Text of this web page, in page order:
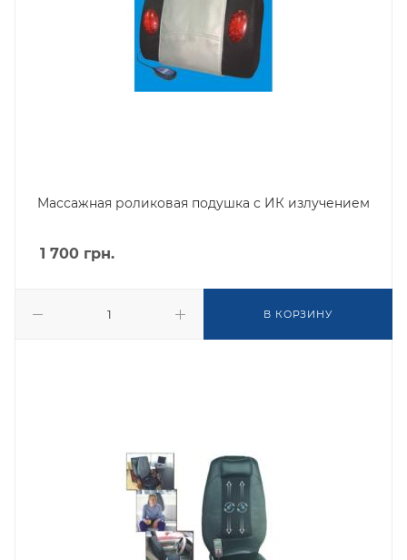
Массажная роликовая подушка с ИК излучением
1 700 грн.
В КОРЗИНУ